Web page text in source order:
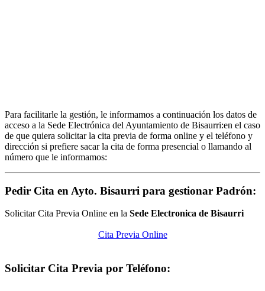
Para facilitarle la gestión, le informamos a continuación los datos de
acceso a la Sede Electrónica del Ayuntamiento de Bisaurri:en el caso
de que quiera solicitar la cita previa de forma online y el teléfono y
dirección si prefiere sacar la cita de forma presencial o llamando al
número que le informamos:
Pedir Cita en Ayto. Bisaurri para gestionar Padrón:
Solicitar Cita Previa Online en la Sede Electronica de Bisaurri
Cita Previa Online
Solicitar Cita Previa por Teléfono: